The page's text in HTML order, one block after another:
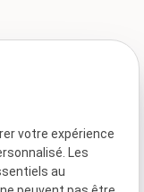
votre expérience
Les
au